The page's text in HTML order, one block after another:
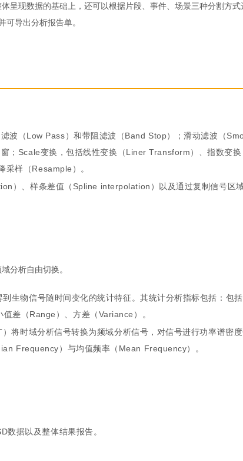
呈现数据的基础上，还可以根据片段、事件、场景三种分割方
可导出分析报告单。
波（Low Pass）和带阻滤波（Band Stop）；滑动滤波（
；Scale变换，包括线性变换（Liner Transform）、指数变
样（Resample）。
）、样条差值（Spline interpolation）以及通过复制信号区域
分析自由切换。
生物信号随时间变化的统计特征。其统计分析指标包括：包
差（Range）、方差（Variance）。
将时域分析信号转换为频域分析信号，对信号进行功率谱密
Frequency）与均值频率（Mean Frequency）。
据以及整体结果报告。